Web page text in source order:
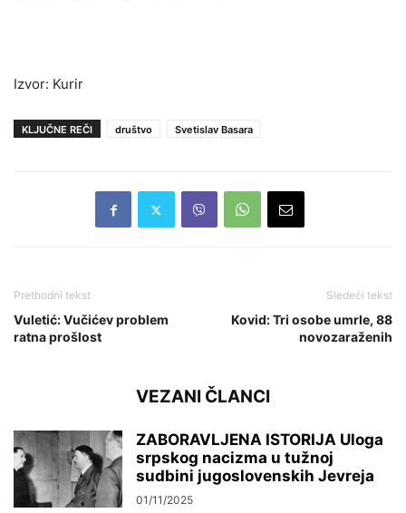
Izvor: Kurir
KLJUČNE REČI društvo Svetislav Basara
Prethodni tekst
Vuletić: Vučićev problem
ratna prošlost
Sledeći tekst
Kovid: Tri osobe umrle, 88
novozaraženih
VEZANI ČLANCI
ZABORAVLJENA ISTORIJA Uloga
srpskog nacizma u tužnoj
sudbini jugoslovenskih Jevreja
01/11/2025